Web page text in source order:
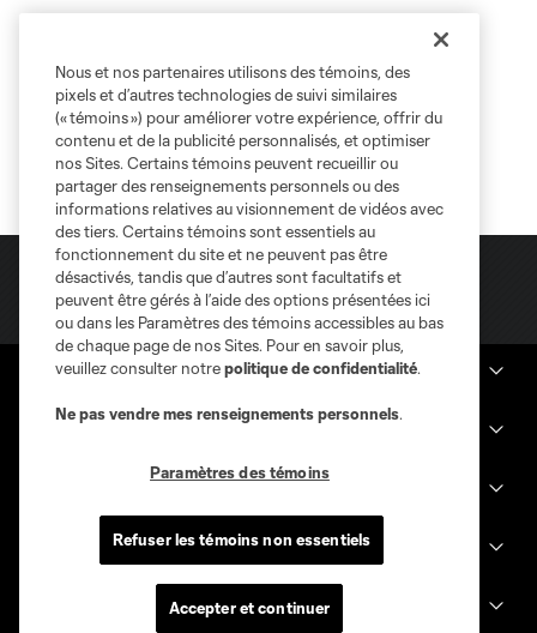
Sites des clubs
Nous et nos partenaires utilisons des témoins, des
pixels et d’autres technologies de suivi similaires
(« témoins ») pour améliorer votre expérience, offrir du
contenu et de la publicité personnalisés, et optimiser
nos Sites. Certains témoins peuvent recueillir ou
partager des renseignements personnels ou des
informations relatives au visionnement de vidéos avec
des tiers. Certains témoins sont essentiels au
fonctionnement du site et ne peuvent pas être
désactivés, tandis que d’autres sont facultatifs et
peuvent être gérés à l’aide des options présentées ici
ou dans les Paramètres des témoins accessibles au bas
de chaque page de nos Sites. Pour en savoir plus,
veuillez consulter notrepolitique de confidentialité.
Ne pas vendre mes renseignements personnels.
Paramètres des témoins
Refuser les témoins non essentiels
Accepter et continuer